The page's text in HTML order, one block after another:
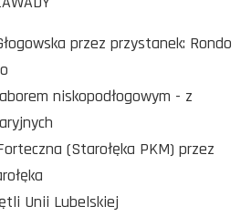
przez przystanek: Rondo
niskopodłogowym - z
(Starołęka PKM) przez
Unii Lubelskiej